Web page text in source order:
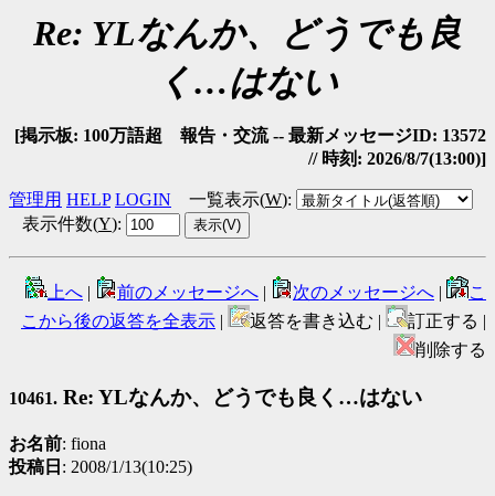
Re: YLなんか、どうでも良
く…はない
[掲示板: 100万語超 報告・交流 -- 最新メッセージID: 13572
// 時刻: 2026/8/7(13:00)]
管理用 HELP LOGIN 一覧表示(W):
表示件数(Y):
上へ | 前のメッセージへ | 次のメッセージへ |
こ
こから後の返答を全表示 | 返答を書き込む |
訂正する |
削除する
10461. Re: YLなんか、どうでも良く…はない
お名前: fiona
投稿日 : 2008/1/13(10:25)